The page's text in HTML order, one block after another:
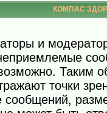
КОМПАС
и
Таким
точки